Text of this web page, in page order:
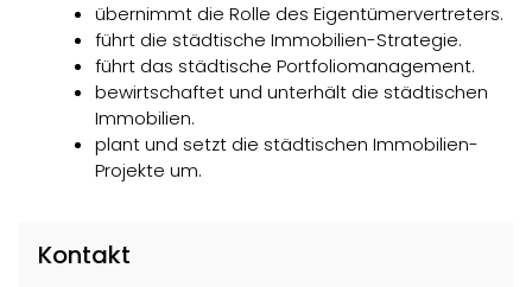
übernimmt die Rolle des Eigentümervertreters.
führt die städtische Immobilien-Strategie.
führt das städtische Portfoliomanagement.
bewirtschaftet und unterhält die städtischen
Immobilien.
plant und setzt die städtischen Immobilien-
Projekte um.
Kontakt